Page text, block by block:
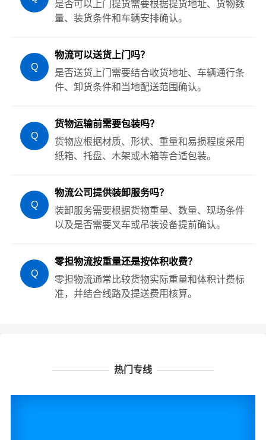
是否可以上门提货需要根据提货地址、货物数
量、装货条件和车辆安排确认。
Q
物流可以送货上门吗？
是否送货上门需要结合收货地址、车辆通行条
件、卸货条件和当地配送范围确认。
Q
货物运输前需要包装吗？
货物应根据材质、形状、重量和易损程度采用
纸箱、托盘、木架或木箱等合适包装。
Q
物流公司提供装卸服务吗？
装卸服务需要根据货物重量、数量、现场条件
以及是否需要叉车或吊装设备提前确认。
Q
零担物流按重量还是按体积收费？
零担物流通常比较货物实际重量和体积计费标
准，并结合线路及提送费用核算。
热门专线